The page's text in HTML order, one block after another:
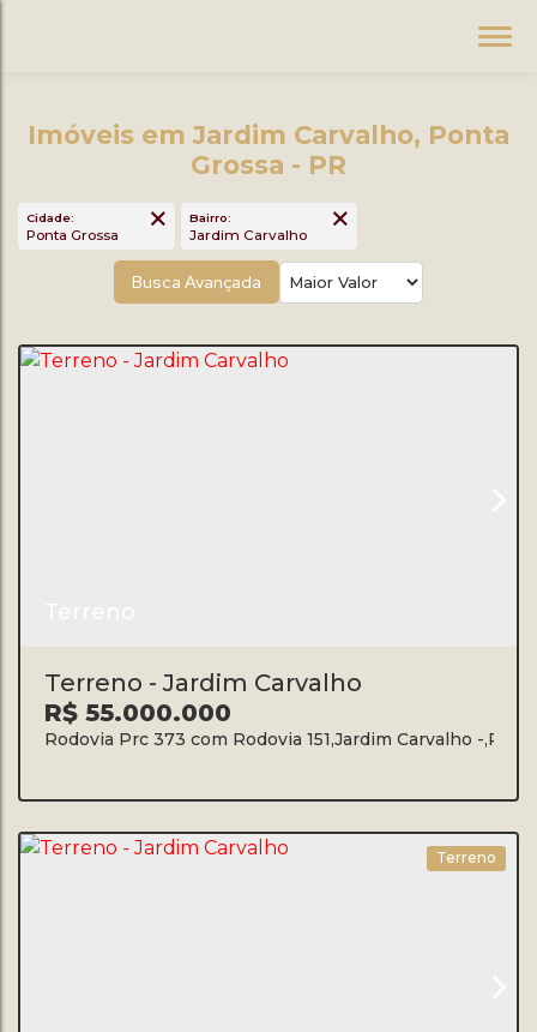
Imóveis em Jardim Carvalho, Ponta
Grossa - PR
Cidade:
Ponta Grossa
Bairro:
Jardim Carvalho
Busca Avançada
Terreno - Jardim Carvalho
R$55.000.000
Rodovia Prc 373 com Rodovia 151,Jardim Carvalho ,
Terreno